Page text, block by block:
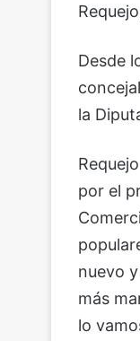
Desde
la
por el
nuevo
más
lo